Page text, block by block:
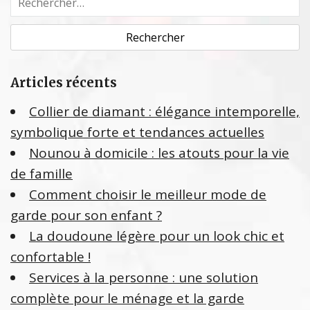
e
c
h
r
h
e
r
Articles récents
Collier de diamant : élégance intemporelle,
symbolique forte et tendances actuelles
Nounou à domicile : les atouts pour la vie
de famille
Comment choisir le meilleur mode de
garde pour son enfant ?
La doudoune légère pour un look chic et
confortable !
Services à la personne : une solution
complète pour le ménage et la garde